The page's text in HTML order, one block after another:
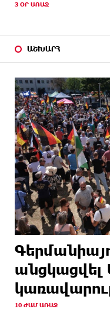
3 ՕՐ ԱՌԱՋ
ԱՇԽԱՐՀ
անցկացվել
10 ԺԱՄ ԱՌԱՋ